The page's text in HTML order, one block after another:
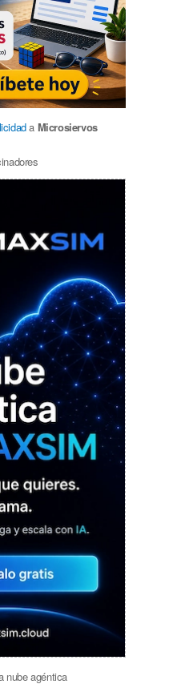
a Microsiervos
nube agéntica